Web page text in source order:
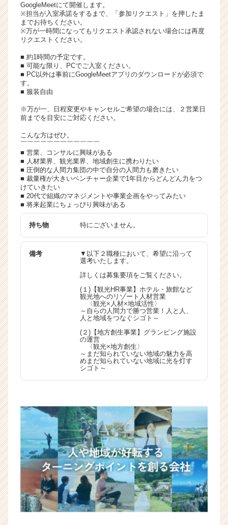
e
GoogleMeetにて開催します。
※担当が入室承諾をするまで、「参加リクエスト」を押したま
までお待ちください。
※万が一時間になってもリクエスト承認されない場合には再度
リクエストください。
■ 約1時間の予定です。
■ 可能な限り、PCでご入室ください。
■ PC以外は事前にGoogleMeetアプリのダウンロードが必須で
す。
■ 服装自由
※万が一、日程変更やキャンセルご希望の場合には、２営業日
前までを目安にご対応ください。
こんな方はぜひ。
￣￣￣￣￣￣￣￣￣￣￣￣
■ 営業、コンサルに興味がある
■ 人材業界、観光業界、地域創生に携わりたい
■ 圧倒的な人間力集団の中で自分の人間力も磨きたい
■ 裁量権が大きいベンチャー企業で1年目からどんどん力をつ
けていきたい
■ 20代で組織のマネジメントや事業企画をやってみたい
■ 将来起業にちょっぴり興味がある
持ち物 特にございません。
備考
▼以下２職種において、希望に沿って
選考いたします。
詳しくは募集要項をご覧ください。
(１)【観光HR事業】ホテル・旅館など
観光地へのリゾート人材営業
〈観光×人材×地域活性〉
～自らの人間力で勝つ営業！人と人、
人と地域をつなぐシゴト～
(２)【地方創生事業】グランピング施設
の運営
〈観光×地方創生〉
～まだ知られていない地域の魅力を高
めまだ知られていない地域に光を灯す
シゴト～